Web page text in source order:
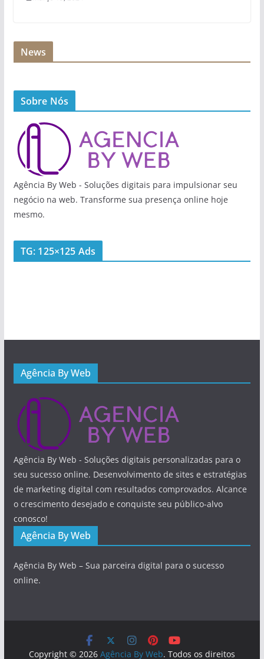
News
Sobre Nós
Agência By Web - Soluções digitais para impulsionar seu
negócio na web. Transforme sua presença online hoje
mesmo.
TG: 125×125 Ads
Agência By Web
Agência By Web - Soluções digitais personalizadas para o
seu sucesso online. Desenvolvimento de sites e estratégias
de marketing digital com resultados comprovados. Alcance
o crescimento desejado e conquiste seu público-alvo
conosco!
Agência By Web
Agência By Web – Sua parceira digital para o sucesso
online.
Copyright © 2026 Agência By Web. Todos os direitos